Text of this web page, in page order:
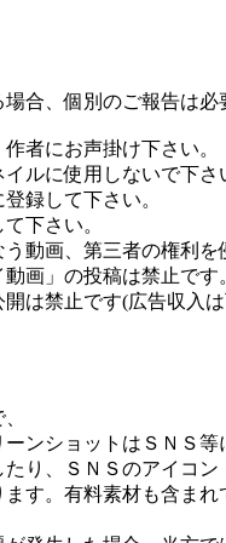
合、個別のご報告は必
者にお声掛け下さい。
ルに使用しないで下さ
録して下さい。
下さい。
動画、第三者の権利を
画」の投稿は禁止です
は禁止です(広告収入
ンショットはＳＮＳ等
り、ＳＮＳのアイコン
す。有料素材も含ま